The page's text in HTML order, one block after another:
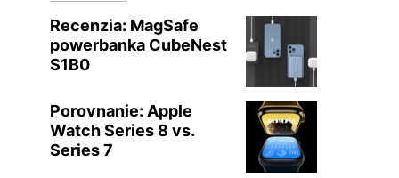
Recenzia: MagSafe
powerbanka CubeNest
S1B0
Porovnanie: Apple
Watch Series 8 vs.
Series 7